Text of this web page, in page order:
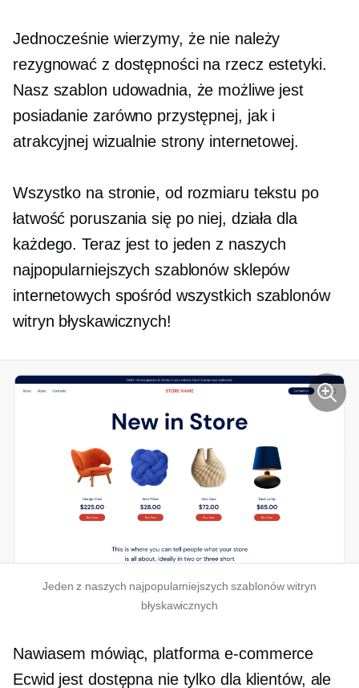
Jednocześnie wierzymy, że nie należy
rezygnować z dostępności na rzecz estetyki.
Nasz szablon udowadnia, że ​​możliwe jest
posiadanie zarówno przystępnej, jak i
atrakcyjnej wizualnie strony internetowej.
Wszystko na stronie, od rozmiaru tekstu po
łatwość poruszania się po niej, działa dla
każdego. Teraz jest to jeden z naszych
najpopularniejszych szablonów sklepów
internetowych spośród wszystkich szablonów
witryn błyskawicznych!
Jeden z naszych najpopularniejszych szablonów witryn
błyskawicznych
Nawiasem mówiąc, platforma e-commerce
Ecwid jest dostępna nie tylko dla klientów, ale